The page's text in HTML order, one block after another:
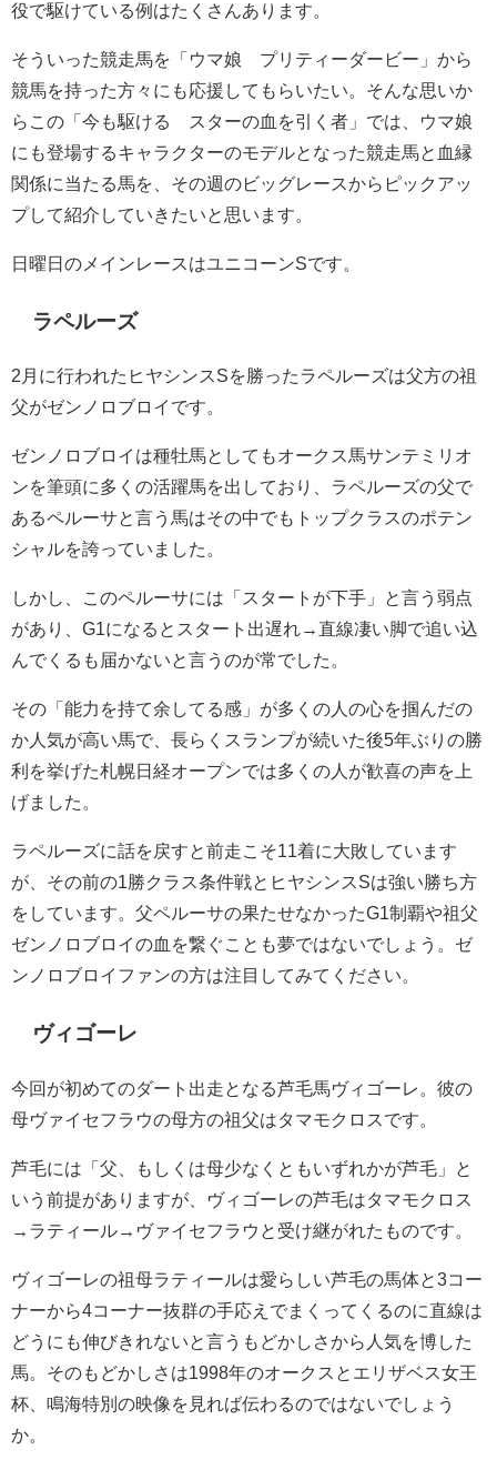
役で駆けている例はたくさんあります。
そういった競走馬を「ウマ娘 プリティーダービー」から
競馬を持った方々にも応援してもらいたい。そんな思いか
らこの「今も駆ける スターの血を引く者」では、ウマ娘
にも登場するキャラクターのモデルとなった競走馬と血縁
関係に当たる馬を、その週のビッグレースからピックアッ
プして紹介していきたいと思います。
日曜日のメインレースはユニコーンSです。
ラペルーズ
2月に行われたヒヤシンスSを勝ったラペルーズは父方の祖
父がゼンノロブロイです。
ゼンノロブロイは種牡馬としてもオークス馬サンテミリオ
ンを筆頭に多くの活躍馬を出しており、ラペルーズの父で
あるペルーサと言う馬はその中でもトップクラスのポテン
シャルを誇っていました。
しかし、このペルーサには「スタートが下手」と言う弱点
があり、G1になるとスタート出遅れ→直線凄い脚で追い込
んでくるも届かないと言うのが常でした。
その「能力を持て余してる感」が多くの人の心を掴んだの
か人気が高い馬で、長らくスランプが続いた後5年ぶりの勝
利を挙げた札幌日経オープンでは多くの人が歓喜の声を上
げました。
ラペルーズに話を戻すと前走こそ11着に大敗しています
が、その前の1勝クラス条件戦とヒヤシンスSは強い勝ち方
をしています。父ペルーサの果たせなかったG1制覇や祖父
ゼンノロブロイの血を繋ぐことも夢ではないでしょう。ゼ
ンノロブロイファンの方は注目してみてください。
ヴィゴーレ
今回が初めてのダート出走となる芦毛馬ヴィゴーレ。彼の
母ヴァイセフラウの母方の祖父はタマモクロスです。
芦毛には「父、もしくは母少なくともいずれかが芦毛」と
いう前提がありますが、ヴィゴーレの芦毛はタマモクロス
→ラティール→ヴァイセフラウと受け継がれたものです。
ヴィゴーレの祖母ラティールは愛らしい芦毛の馬体と3コー
ナーから4コーナー抜群の手応えでまくってくるのに直線は
どうにも伸びきれないと言うもどかしさから人気を博した
馬。そのもどかしさは1998年のオークスとエリザベス女王
杯、鳴海特別の映像を見れば伝わるのではないでしょう
か。